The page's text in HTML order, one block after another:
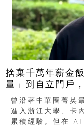
捨棄千萬年薪金
量」到自立門戶
曾沿著中華圈菁英
進入浙江大學、
累積經驗。但在 AI